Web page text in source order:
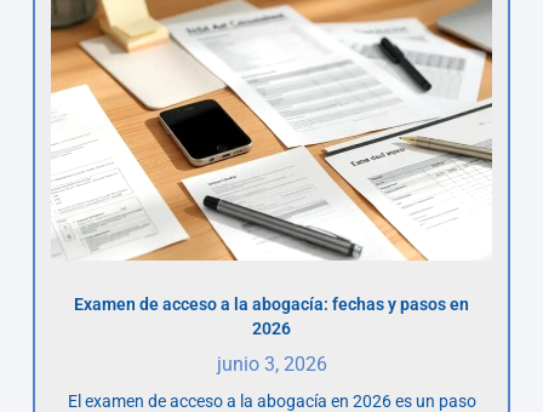
Examen de acceso a la abogacía: fechas y pasos en
2026
junio 3, 2026
El examen de acceso a la abogacía en 2026 es un paso